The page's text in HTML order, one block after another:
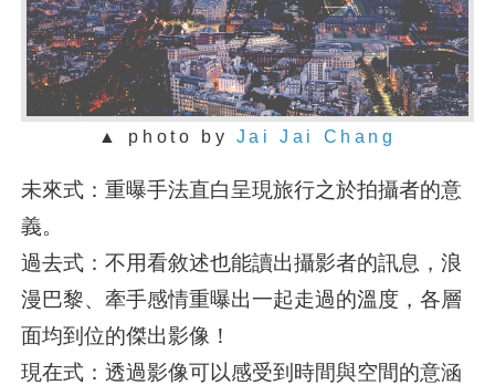
▲ photo by Jai Jai Chang
未來式：重曝手法直白呈現旅行之於拍攝者的意
義。
過去式：不用看敘述也能讀出攝影者的訊息，浪
漫巴黎、牽手感情重曝出一起走過的溫度，各層
面均到位的傑出影像！
現在式：透過影像可以感受到時間與空間的意涵